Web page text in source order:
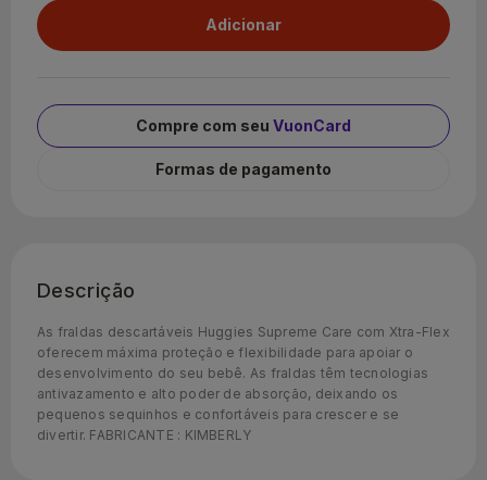
Compre com seu VuonCard
Formas de pagamento
Descrição
As fraldas descartáveis Huggies Supreme Care com Xtra-Flex
oferecem máxima proteção e flexibilidade para apoiar o
desenvolvimento do seu bebê. As fraldas têm tecnologias
antivazamento e alto poder de absorção, deixando os
pequenos sequinhos e confortáveis para crescer e se
divertir. FABRICANTE : KIMBERLY